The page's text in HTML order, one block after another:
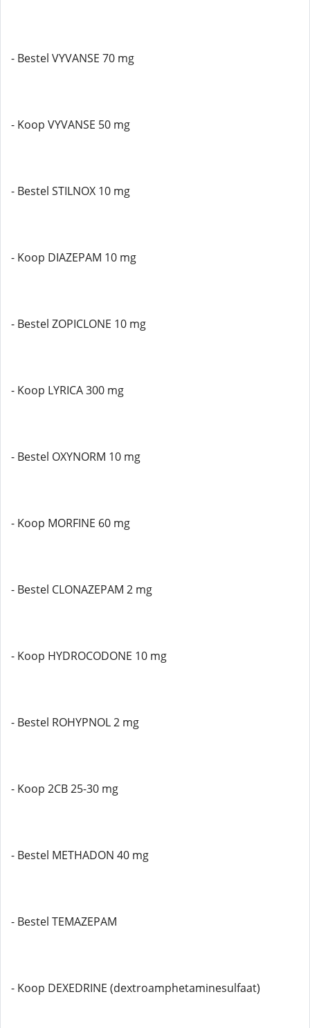
- Bestel VYVANSE 70 mg
- Koop VYVANSE 50 mg
- Bestel STILNOX 10 mg
- Koop DIAZEPAM 10 mg
- Bestel ZOPICLONE 10 mg
- Koop LYRICA 300 mg
- Bestel OXYNORM 10 mg
- Koop MORFINE 60 mg
- Bestel CLONAZEPAM 2 mg
- Koop HYDROCODONE 10 mg
- Bestel ROHYPNOL 2 mg
- Koop 2CB 25-30 mg
- Bestel METHADON 40 mg
- Bestel TEMAZEPAM
- Koop DEXEDRINE (dextroamphetaminesulfaat)